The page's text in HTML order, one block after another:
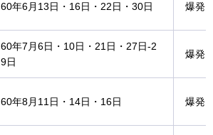
60年6月13日・16日・22日・30日 爆発
60年7月6日・10日・21日・27日-2
9日
爆発
60年8月11日・14日・16日 爆発